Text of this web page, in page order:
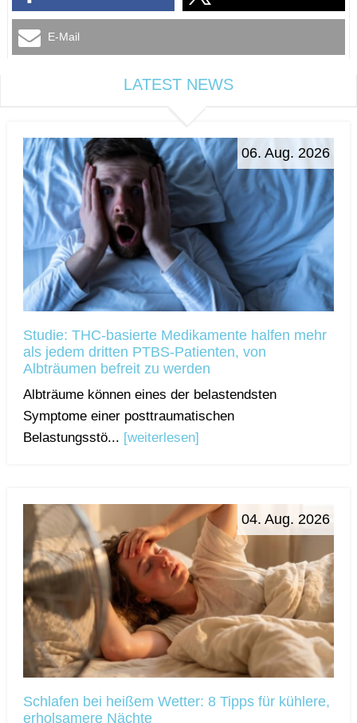
E-Mail
LATEST NEWS
06. Aug. 2026
Studie: THC-basierte Medikamente halfen mehr
als jedem dritten PTBS-Patienten, von
Albträumen befreit zu werden
Albträume können eines der belastendsten
Symptome einer posttraumatischen
Belastungsstö... [weiterlesen]
04. Aug. 2026
Schlafen bei heißem Wetter: 8 Tipps für kühlere,
erholsamere Nächte